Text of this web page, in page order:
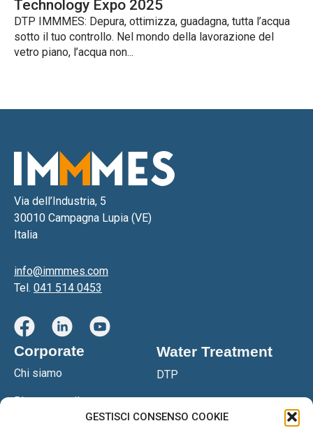
GESTISCI CONSENSO COOKIE
Technology Expo 2025
DTP IMMMES: Depura, ottimizza, guadagna, tutta l’acqua
sotto il tuo controllo. Nel mondo della lavorazione del
vetro piano, l’acqua non...
Via dell’Industria, 5
30010 Campagna Lupia (VE)
Italia
info@immmes.com
Tel. 041 514 0453
Corporate
Chi siamo
Ricerca e sviluppo
Water Treatment
DTP